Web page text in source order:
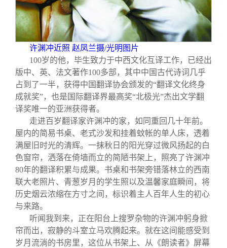
制度法规
联系我们
许渊冲近照 赵凤兰摄/光明图片
100岁的他，毕生致力于中西文化互译工作，已经出
版中、英、法文著作100多部，其中中国古代诗词几乎
占到了一半，获得中国翻译协会颁发的“翻译文化终身
成就奖”，也是国际翻译界最高奖“北极光”杰出文学翻
译奖唯一的亚洲获得者。
走进百岁翻译家许渊冲的家，如同重回几十年前。
屋内的简易书桌、老式沙发和挂着蚊帐的单人床，透着
满屋旧时光的清辉。一抹秋日的阳光穿过微风扬起的白
色窗帘，洒落在倚墙而立的简陋书架上，照亮了许渊冲
80年的翻译积累与成果。书桌和书架旁错落林立的西南
联大老照片、青葱岁月的学生照以及温馨家庭瞬间，将
历史烟云浓缩在方寸之间，标识着主人百年人生的初心
与来路。
听闻我到来，正在阳台上搜罗杂物的许渊冲躬身掀
帘而出，寂静的斗室立马欢腾起来。就在这间能感受到
岁月流淌的书房里，这位从书架上、从《朗读者》屏幕